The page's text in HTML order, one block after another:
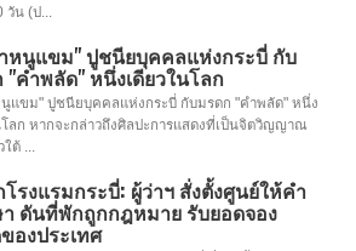
น (ป...
หนูแขม" ปูชนียบุคคลแห่งกระบี่ กับ
"คำพลัด" หนึ่งเดียวในโลก
นูแขม" ปูชนียบุคคลแห่งกระบี่ กับมรดก "คำพลัด" หนึ่ง
โลก หากจะกล่าวถึงศิลปะการแสดงที่เป็นจิตวิญญาณ
ต้ ...
รงแรมกระบี่: ผู้ว่าฯ สั่งตั้งศูนย์ให้คำ
ดันที่พักถูกกฎหมาย รับยอดจอง
องประเทศ